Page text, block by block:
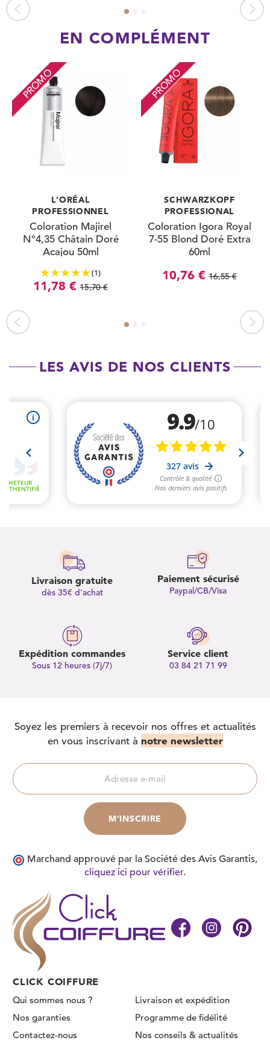
EN COMPLÉMENT
PROMO
L'ORÉAL
PROFESSIONNEL
Coloration Majirel
N°4,35 Châtain Doré
Acajou 50ml
(1)
11,78 € 15,70 €
PROMO
SCHWARZKOPF
PROFESSIONAL
Coloration Igora Royal
7-55 Blond Doré Extra
60ml
10,76 € 16,55 €
LES AVIS DE NOS CLIENTS
Livraison gratuite
dès 35€ d’achat
Paiement sécurisé
Paypal/CB/Visa
Expédition commandes
Sous 12 heures (7j/7)
Service client
03 84 21 71 99
CLICK COIFFURE
Qui sommes nous ?
Livraison et expédition
Nos garanties
Programme de fidélité
Contactez-nous
Nos conseils & actualités
Soyez les premiers à recevoir nos offres et actualités
en vous inscrivant à notre newsletter
Marchand approuvé par la Société des Avis Garantis,
cliquez ici pour vérifier.